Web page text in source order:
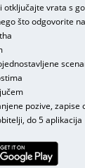
otključajte vrata s
što odgovorite
pozive, zapise
do 5 aplikacija